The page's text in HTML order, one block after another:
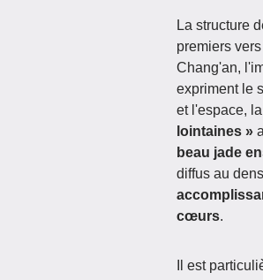
La structure
premiers
Chang'an,
expriment le
et l'espace,
lointaines »
beau jade
diffus au
cœurs.
Il est